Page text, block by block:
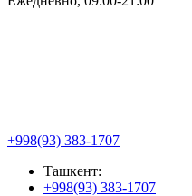
+998(93) 383-1707
Ташкент:
+998(93) 383-1707